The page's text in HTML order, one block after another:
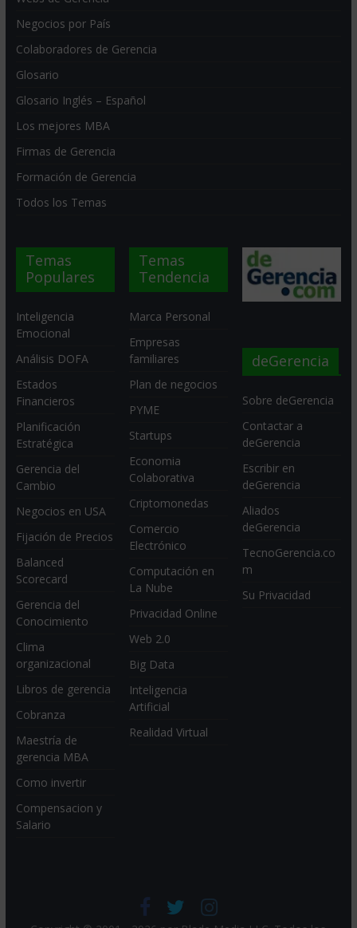
Negocios por País
Colaboradores de Gerencia
Glosario
Glosario Inglés – Español
Los mejores MBA
Firmas de Gerencia
Formación de Gerencia
Todos los Temas
Temas
Populares
Inteligencia
Emocional
Análisis DOFA
Estados
Financieros
Planificación
Estratégica
Gerencia del
Cambio
Negocios en USA
Fijación de Precios
Balanced
Scorecard
Gerencia del
Conocimiento
Clima
organizacional
Libros de gerencia
Cobranza
Maestría de
gerencia MBA
Como invertir
Compensacion y
Salario
Temas
Tendencia
Marca Personal
Empresas
familiares
Plan de negocios
PYME
Startups
Economia
Colaborativa
Criptomonedas
Comercio
Electrónico
Computación en
La Nube
Privacidad Online
Web 2.0
Big Data
Inteligencia
Artificial
Realidad Virtual
deGerencia
Sobre deGerencia
Contactar a
deGerencia
Escribir en
deGerencia
Aliados
deGerencia
TecnoGerencia.co
m
Su Privacidad